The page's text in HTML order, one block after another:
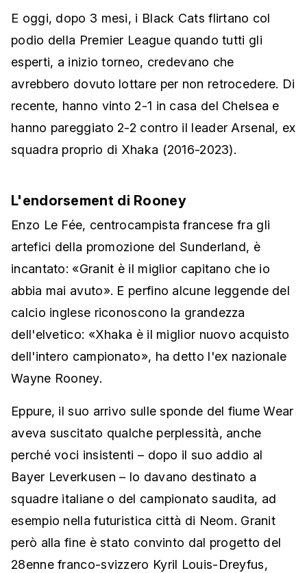
E oggi, dopo 3 mesi, i Black Cats flirtano col
podio della Premier League quando tutti gli
esperti, a inizio torneo, credevano che
avrebbero dovuto lottare per non retrocedere. Di
recente, hanno vinto 2-1 in casa del Chelsea e
hanno pareggiato 2-2 contro il leader Arsenal, ex
squadra proprio di Xhaka (2016-2023).
L'endorsement di Rooney
Enzo Le Fée, centrocampista francese fra gli
artefici della promozione del Sunderland, è
incantato: «Granit è il miglior capitano che io
abbia mai avuto». E perfino alcune leggende del
calcio inglese riconoscono la grandezza
dell'elvetico: «Xhaka è il miglior nuovo acquisto
dell'intero campionato», ha detto l'ex nazionale
Wayne Rooney.
Eppure, il suo arrivo sulle sponde del fiume Wear
aveva suscitato qualche perplessità, anche
perché voci insistenti – dopo il suo addio al
Bayer Leverkusen – lo davano destinato a
squadre italiane o del campionato saudita, ad
esempio nella futuristica città di Neom. Granit
però alla fine è stato convinto dal progetto del
28enne franco-svizzero Kyril Louis-Dreyfus,